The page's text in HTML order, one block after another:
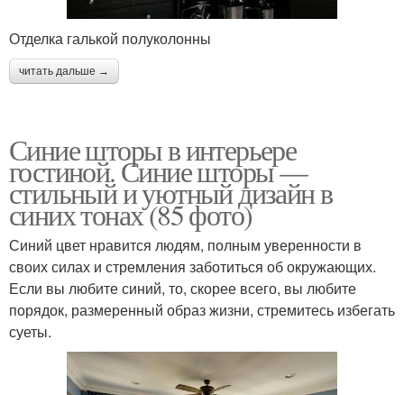
Отделка галькой полуколонны
читать дальше →
Синие шторы в интерьере
гостиной. Синие шторы —
стильный и уютный дизайн в
синих тонах (85 фото)
Синий цвет нравится людям, полным уверенности в
своих силах и стремления заботиться об окружающих.
Если вы любите синий, то, скорее всего, вы любите
порядок, размеренный образ жизни, стремитесь избегать
суеты.